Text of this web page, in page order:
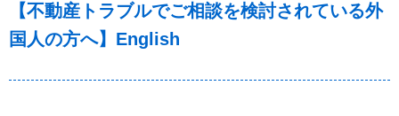
【不動産トラブルでご相談を検討されている外
国人の方へ】English